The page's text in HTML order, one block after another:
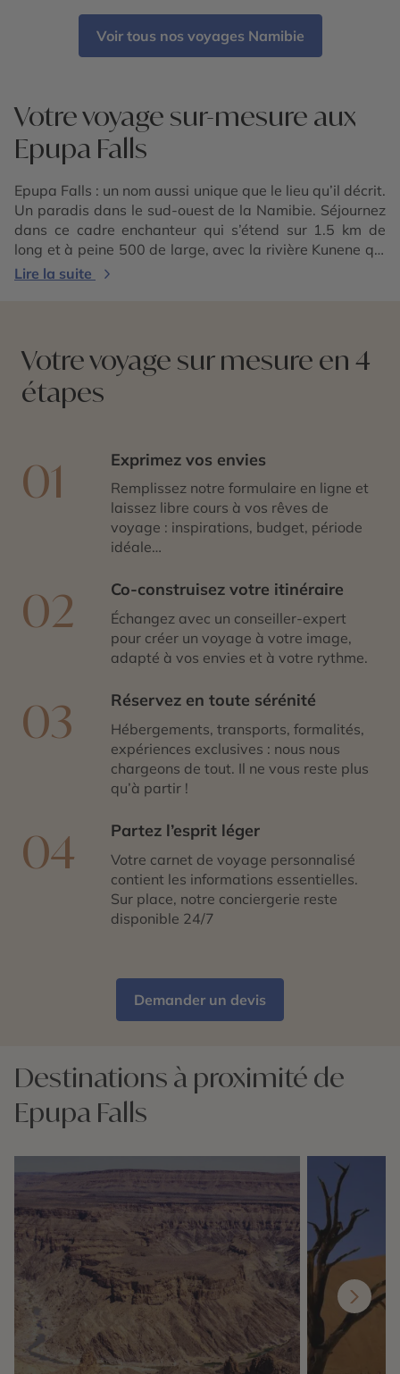
Voir tous nos voyages Namibie
Votre voyage sur-mesure aux
Epupa Falls
Epupa Falls : un nom aussi unique que le lieu qu’il décrit.
Un paradis dans le sud-ouest de la Namibie. Séjournez
dans ce cadre enchanteur qui s’étend sur 1.5 km de
long et à peine 500 de large, avec la rivière Kunene qui
bouillonne en contrebas. Entre avril et mai, le fleuve est
beauté et sa biodiversité. De quoi en prendre plein la
vue et se rafraîchir entre 2 safaris enNamibie!
Lire la suite
Votre voyage sur mesure en 4
étapes
01 Exprimez vos envies
Remplissez notre formulaire en ligne et
laissez libre cours à vos rêves de
voyage : inspirations, budget, période
idéale…
02 Co-construisez votre itinéraire
Échangez avec un conseiller-expert
pour créer un voyage à votre image,
adapté à vos envies et à votre rythme.
03 Réservez en toute sérénité
Hébergements, transports, formalités,
expériences exclusives : nous nous
chargeons de tout. Il ne vous reste plus
qu’à partir !
04 Partez l’esprit léger
Votre carnet de voyage personnalisé
contient les informations essentielles.
Sur place, notre conciergerie reste
disponible 24/7
Demander un devis
Destinations à proximité de
Epupa Falls